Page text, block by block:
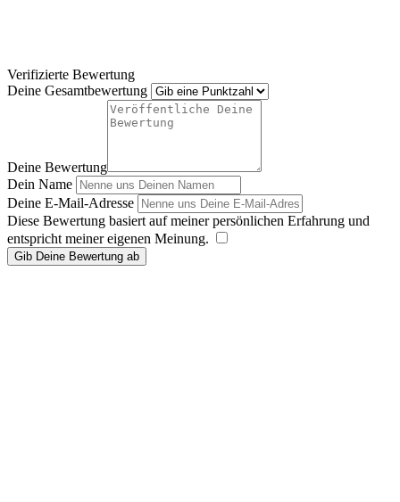
Verifizierte Bewertung
Deine Gesamtbewertung
Deine Bewertung
Dein Name
Deine E-Mail-Adresse
Diese Bewertung basiert auf meiner persönlichen Erfahrung und
entspricht meiner eigenen Meinung.
Gib Deine Bewertung ab